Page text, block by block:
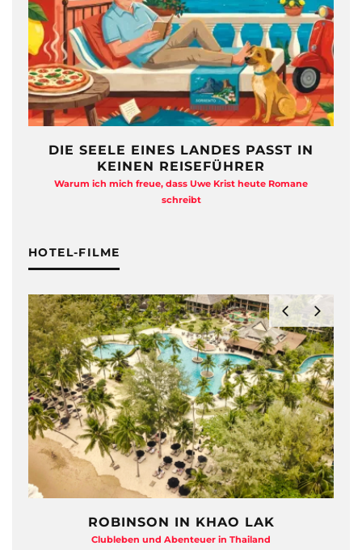
DIE SEELE EINES LANDES PASST IN
KEINEN REISEFÜHRER
Warum ich mich freue, dass Uwe Krist heute Romane
schreibt
HOTEL-FILME
ROBINSON IN KHAO LAK
Clubleben und Abenteuer in Thailand